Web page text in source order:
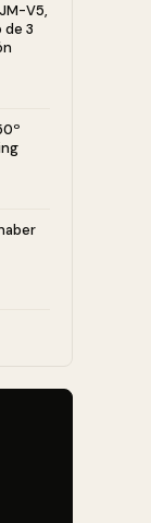
V5,
3